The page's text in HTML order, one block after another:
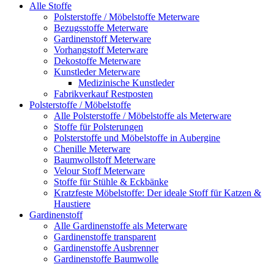
Alle Stoffe
Polsterstoffe / Möbelstoffe Meterware
Bezugsstoffe Meterware
Gardinenstoff Meterware
Vorhangstoff Meterware
Dekostoffe Meterware
Kunstleder Meterware
Medizinische Kunstleder
Fabrikverkauf Restposten
Polsterstoffe / Möbelstoffe
Alle Polsterstoffe / Möbelstoffe als Meterware
Stoffe für Polsterungen
Polsterstoffe und Möbelstoffe in Aubergine
Chenille Meterware
Baumwollstoff Meterware
Velour Stoff Meterware
Stoffe für Stühle & Eckbänke
Kratzfeste Möbelstoffe: Der ideale Stoff für Katzen &
Haustiere
Gardinenstoff
Alle Gardinenstoffe als Meterware
Gardinenstoffe transparent
Gardinenstoffe Ausbrenner
Gardinenstoffe Baumwolle